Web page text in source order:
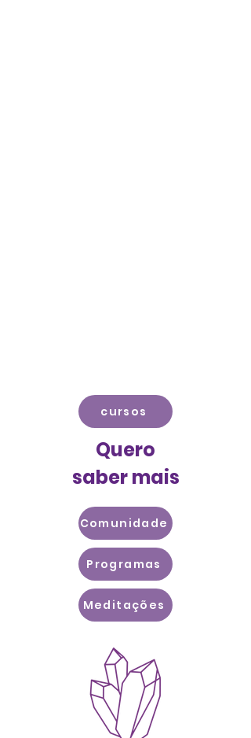
cursos
Quero
saber mais
Comunidade
Programas
Meditações